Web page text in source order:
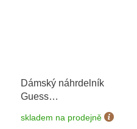
Dámský náhrdelník
Guess
JUBN03398JWYGT/U
skladem na prodejně